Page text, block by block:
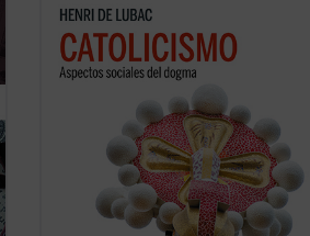
En este gran clásico, de carácter
programático, del padre De Lubac se
perfilan los dos rasgos esenciales de la
realidadcatólica. Por un lado, la
universal como acontecimiento salvífico
(ver ficha)